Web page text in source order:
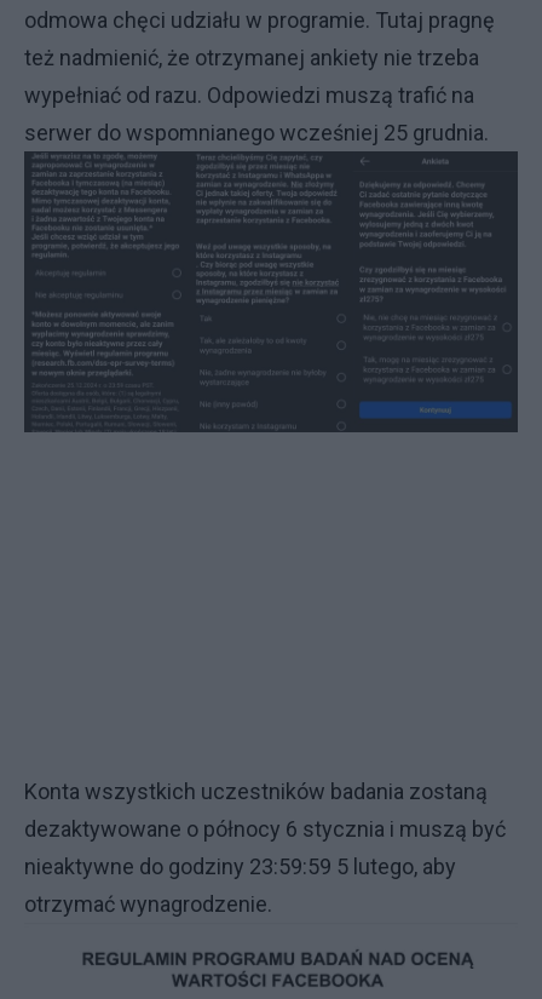
odmowa chęci udziału w programie. Tutaj pragnę
też nadmienić, że otrzymanej ankiety nie trzeba
wypełniać od razu. Odpowiedzi muszą trafić na
serwer do wspomnianego wcześniej 25 grudnia.
Konta wszystkich uczestników badania zostaną
dezaktywowane o północy 6 stycznia i muszą być
nieaktywne do godziny 23:59:59 5 lutego, aby
otrzymać wynagrodzenie.